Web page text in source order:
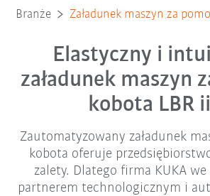
Branże Załadunek maszyn za
Elastyczny i
załadunek maszyn
kobota LBR
Zautomatyzowany załadunek
kobota oferuje
zalety. Dlatego firma KUKA we
partnerem technologicznym i